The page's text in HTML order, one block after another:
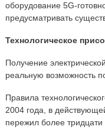
оборудование 5G-
предусматривать
Технологическое
Получение
реальную возможность
Правила
2004 года, в
пережил более